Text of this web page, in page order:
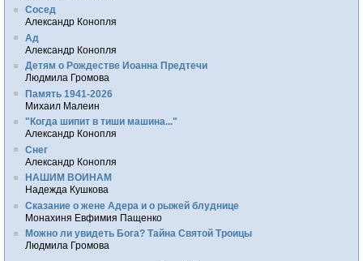
Сосед
Александр Конопля
Ад
Александр Конопля
Детям о Рождестве Иоанна Предтечи
Людмила Громова
Память 1941-2026
Михаил Малеин
"Когда шипит в тиши машина..."
Александр Конопля
Снег
Александр Конопля
НАШИМ ВОИНАМ
Надежда Кушкова
Сказание о жене Адера и о рыжей блуднице
Монахиня Евфимия Пащенко
Можно ли увидеть Бога? Тайна Святой Троицы
Людмила Громова